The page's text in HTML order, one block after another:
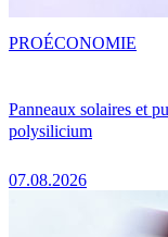
Panneaux solaires et
polysilicium
07.08.2026
PROÉCONOMIE